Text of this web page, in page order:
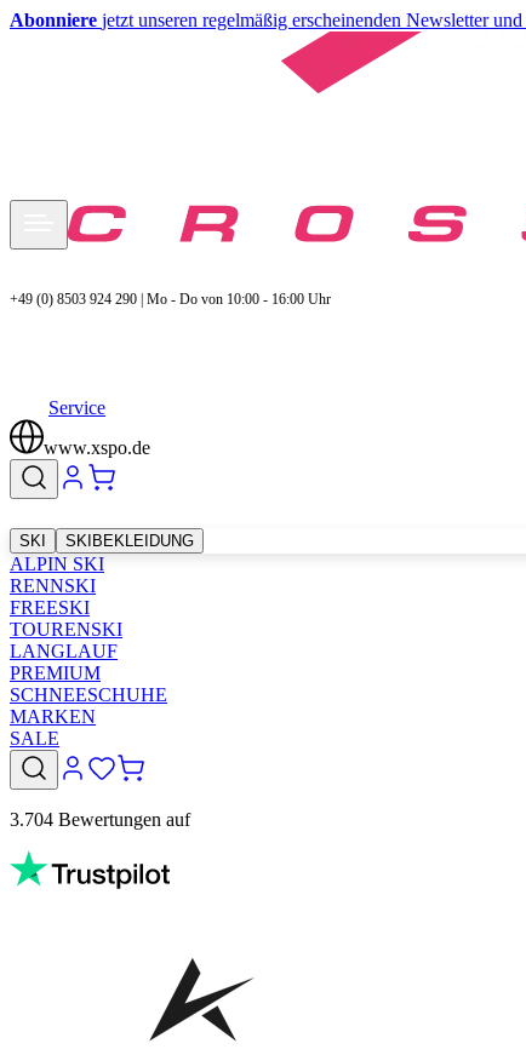
Abonniere jetzt unseren regelmäßig erscheinenden Newsletter und
+49 (0) 8503 924 290 | Mo - Do von 10:00 - 16:00 Uhr
Service
www.xspo.de
SKI SKIBEKLEIDUNG
ALPIN SKI
RENNSKI
FREESKI
TOURENSKI
LANGLAUF
PREMIUM
SCHNEESCHUHE
MARKEN
SALE
3.704 Bewertungen auf